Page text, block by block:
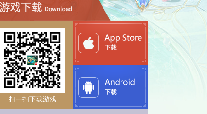
扫一扫下载游戏